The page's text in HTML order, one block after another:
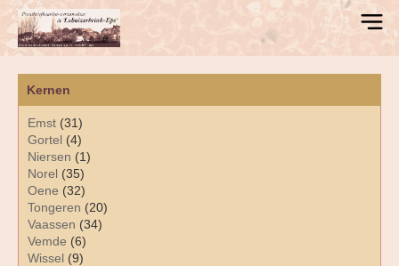
Kernen
Emst (31)
Gortel (4)
Niersen (1)
Norel (35)
Oene (32)
Tongeren (20)
Vaassen (34)
Vemde (6)
Wissel (9)